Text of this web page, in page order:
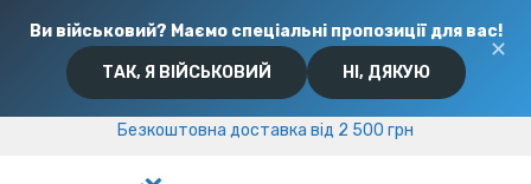
Ви військовий? Маємо спеціальні пропозиції для вас!
ТАК, Я ВІЙСЬКОВИЙ НІ, ДЯКУЮ
✕
Безкоштовна доставка від 2 500 грн
Безкоштовна доставка від 2 500 грн